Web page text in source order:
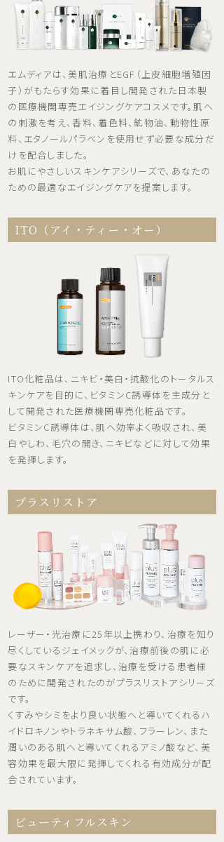
エムディアは、美肌治療とEGF（上皮細胞増殖因
子）がもたらす効果に着目し開発された日本製
の医療機関専売エイジングケアコスメです。肌へ
の刺激を考え、香料、着色料、鉱物油、動物性原
料、エタノールパラベンを使用せず必要な成分だ
けを配合しました。
お肌にやさしいスキンケアシリーズで、あなたの
ための最適なエイジングケアを提案します。
ITO（アイ・ティー・オー）
ITO化粧品は、ニキビ・美白・抗酸化のトータルス
キンケアを目的に、ビタミンC誘導体を主成分と
して開発された医療機関専売化粧品です。
ビタミンC誘導体は、肌へ効率よく吸収され、美
白やしわ、毛穴の開き、ニキビなどに対して効果
を発揮します。
プラスリストア
レーザー・光治療に25年以上携わり、治療を知り
尽くしているジェイメックが、治療前後の肌に必
要なスキンケアを追求し、治療を受ける患者様
のために開発されたのがプラスリストアシリーズ
です。
くすみやシミをより良い状態へと導いてくれるハ
イドロキノンやトラネキサム酸、フラーレン、また
潤いのある肌へと導いてくれるアミノ酸など、美
容効果を最大限に発揮してくれる有効成分が配
合されています。
ビューティフルスキン